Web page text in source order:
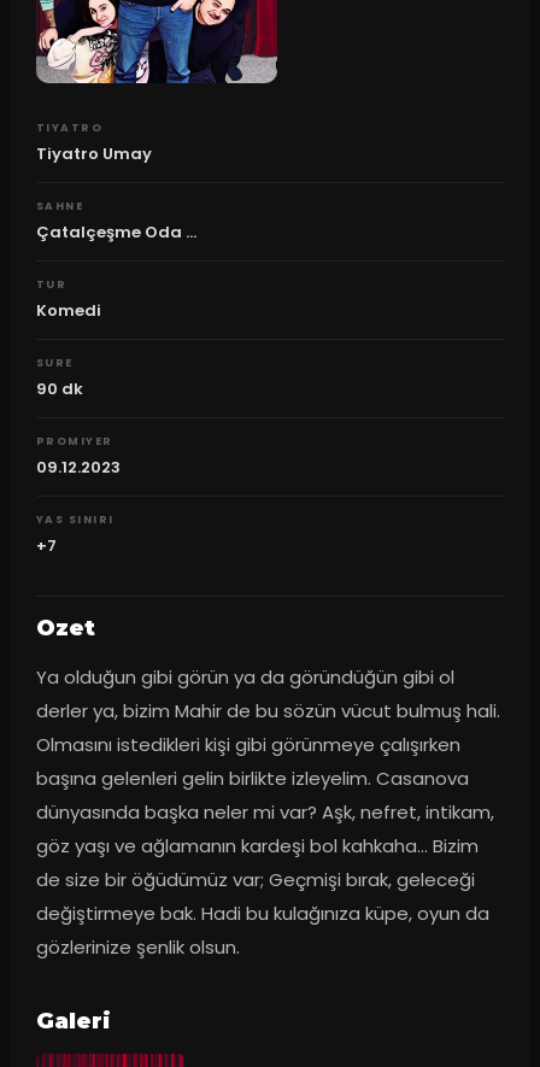
TIYATRO
Tiyatro Umay
SAHNE
Çatalçeşme Oda ...
TUR
Komedi
SURE
90 dk
PROMIYER
09.12.2023
YAS SINIRI
+7
Ozet
Ya olduğun gibi görün ya da göründüğün gibi ol
derler ya, bizim Mahir de bu sözün vücut bulmuş hali.
Olmasını istedikleri kişi gibi görünmeye çalışırken
başına gelenleri gelin birlikte izleyelim. Casanova
dünyasında başka neler mi var? Aşk, nefret, intikam,
göz yaşı ve ağlamanın kardeşi bol kahkaha... Bizim
de size bir öğüdümüz var; Geçmişi bırak, geleceği
değiştirmeye bak. Hadi bu kulağınıza küpe, oyun da
gözlerinize şenlik olsun.
Galeri